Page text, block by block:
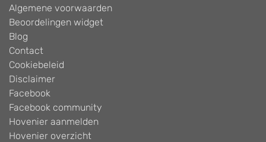
Algemene voorwaarden
Beoordelingen widget
Blog
Contact
Cookiebeleid
Disclaimer
Facebook
Facebook community
Hovenier aanmelden
Hovenier overzicht